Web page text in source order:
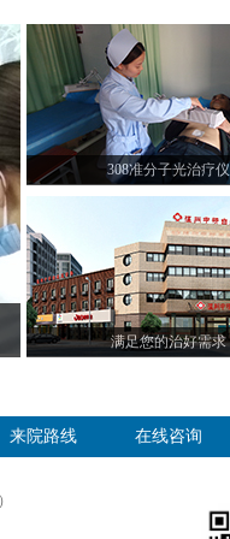
308准分子光治疗仪
满足您的治好需求
来院路线 在线咨询